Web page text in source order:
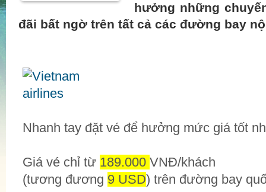
hưởng những
đãi bất ngờ trên tất cả các đường bay
Nhanh tay đặt vé để hưởng mức giá tốt
Giá vé chỉ từ 189.000 VNĐ/khách
(tương đương 9 USD) trên đường bay